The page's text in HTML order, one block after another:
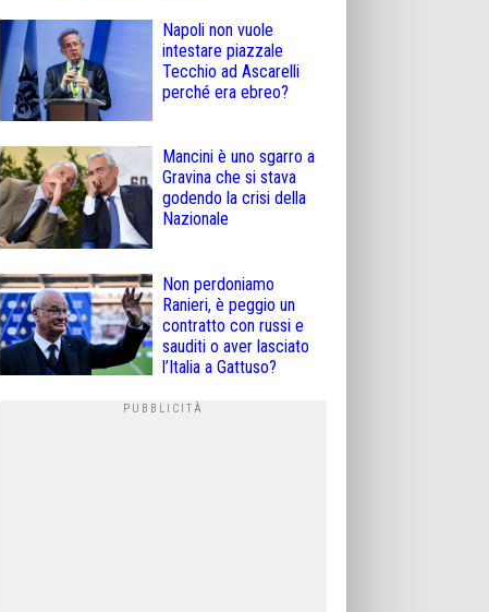
Napoli non vuole
intestare piazzale
Tecchio ad Ascarelli
perché era ebreo?
Mancini è uno sgarro a
Gravina che si stava
godendo la crisi della
Nazionale
Non perdoniamo
Ranieri, è peggio un
contratto con russi e
sauditi o aver lasciato
l’Italia a Gattuso?